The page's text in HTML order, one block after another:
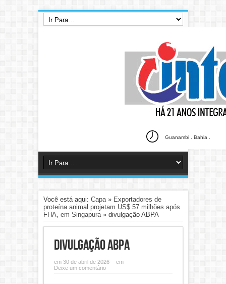
Guanambi . Bahia .
Você está aqui: Capa» Exportadores de
proteína animal projetam US$ 57 milhões após
FHA, em Singapura» divulgação ABPA
divulgação ABPA
em 30 de abril de 2026
em
Deixe um comentário